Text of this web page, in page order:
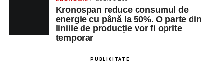
Kronospan reduce consumul de
energie cu până la 50%. O parte din
liniile de producție vor fi oprite
temporar
PUBLICITATE